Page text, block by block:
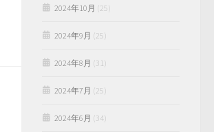
2024年10月 (25)
2024年9月 (25)
2024年8月 (31)
2024年7月 (25)
2024年6月 (34)